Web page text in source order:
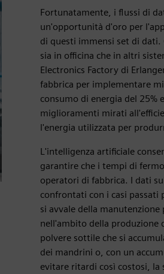
Fortunatamente, i flussi di
un'opportunità d'oro per
di questi immensi set di
sia in officina che in altri
Electronics Factory di
fabbrica per implementare
consumo di energia del 25%
miglioramenti mirati
l'energia utilizzata per
L'intelligenza artificiale
garantire che i tempi di
operatori di fabbrica. I dati
confrontati con i casi passati
si avvale della
nell'ambito della produzione
polvere sottile che si
dei mandrini o, con un
evitare ritardi così costosi,